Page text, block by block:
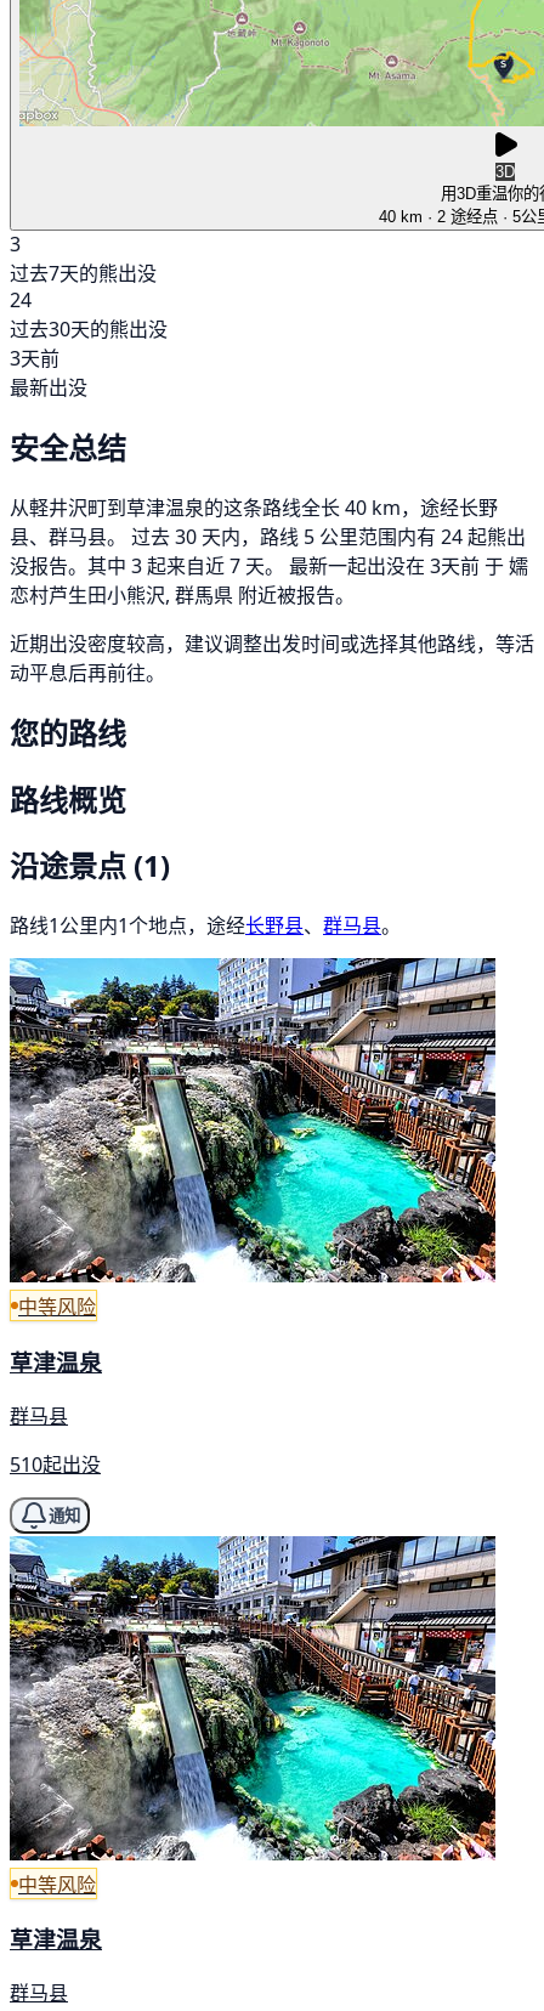
3D
用3D重温你的
40 km · 2 途经点· 5公
3
过去7天的熊出没
24
过去30天的熊出没
3天前
最新出没
安全总结
从軽井沢町到草津温泉的这条路线全长 40 km，途经长野
县、群马县。 过去 30 天内，路线 5 公里范围内有 24 起熊出
没报告。其中 3 起来自近 7 天。 最新一起出没在 3天前 于 嬬
恋村芦生田小熊沢, 群馬県 附近被报告。
近期出没密度较高，建议调整出发时间或选择其他路线，等活
动平息后再前往。
您的路线
路线概览
沿途景点 (1)
路线1公里内1个地点，途经长野县、 群马县。
中等风险
草津温泉
群马县
510起出没
通知
中等风险
草津温泉
群马县